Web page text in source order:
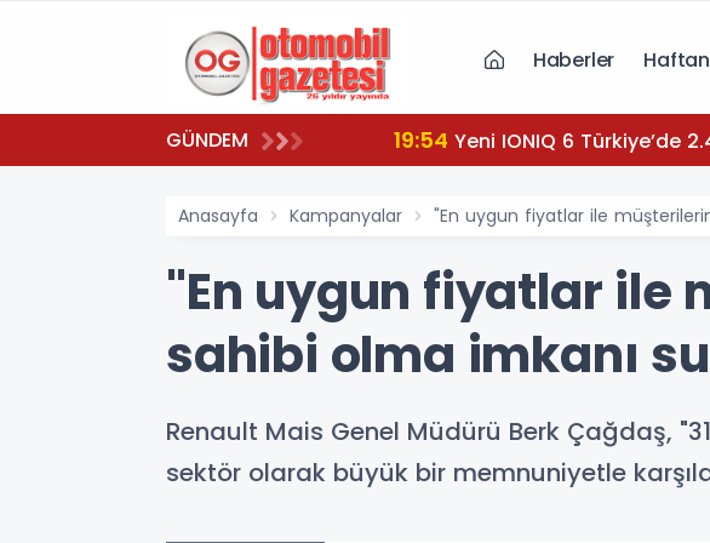
Haberler
GÜNDEM 19:54 Yeni IONIQ 6 Türkiye’de
Anasayfa Kampanyalar "En uygun fiyatlar ile
"En uygun fiyatlar ile
sahibi olma imkanı
Renault Mais Genel Müdürü Berk Çağdaş,
sektör olarak büyük bir memnuniyetle